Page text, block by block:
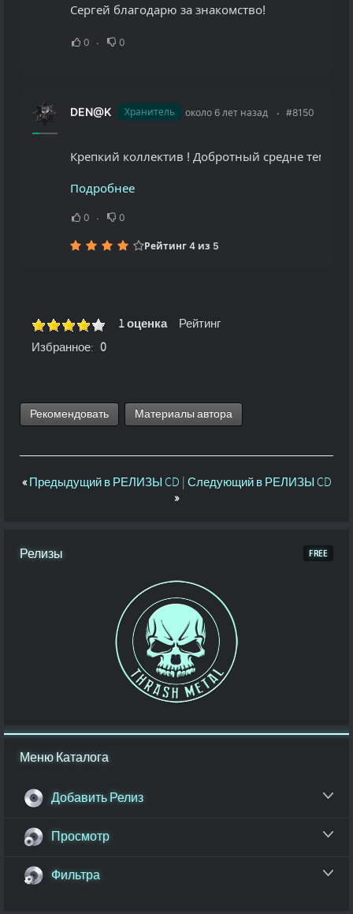
Сергей благодарю за знакомство!
0 0
DEN@K Хранитель около 6 лет назад #8150
Крепкий коллектив ! Добротный средне
Подробнее
0 0
Рейтинг 4 из 5
Рейтинг
1 оценка
Избранное: 0
Рекомендовать Материалы автора
«Предыдущий в РЕЛИЗЫ CD
Следующий в РЕЛИЗЫ CD
»
Релизы
Меню Каталога
Добавить Релиз
Просмотр
Фильтра